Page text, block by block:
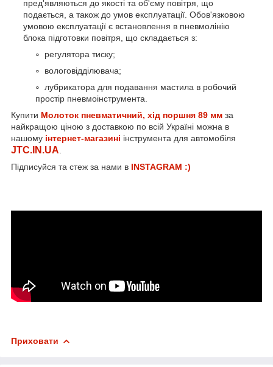
пред'являються до якості та об'єму повітря, що
подається, а також до умов експлуатації. Обов'язковою
умовою експлуатації є встановлення в пневмолінію
блока підготовки повітря, що складається з:
регулятора тиску;
вологовідділювача;
лубрикатора для подавання мастила в робочий
простір пневмоінструмента.
Купити Молоток пневматичний, хід поршня 89 мм за
найкращою ціною з доставкою по всій Україні можна в
нашому інтернет-магазині інструмента для автомобіля
JTC.IN.UA
Підписуйся та стеж за нами в INSTAGRAM :)
Приховати